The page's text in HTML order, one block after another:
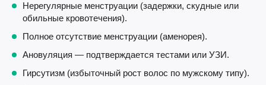
Нерегулярные менструации (задержки, скудные или
обильные кровотечения).
Полное отсутствие менструации (аменорея).
Ановуляция — подтверждается тестами или УЗИ.
Гирсутизм (избыточный рост волос по мужскому типу).